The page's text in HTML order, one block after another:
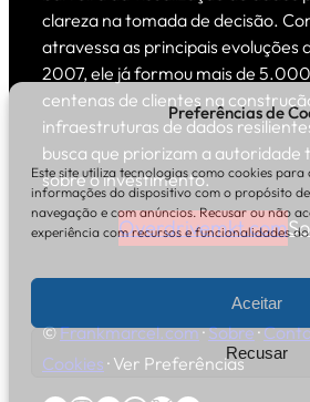
Preferências de
Este site utiliza tecnologias como cookies
informações do dispositivo com o propósito
navegação e com anúncios. Recusar ou não
experiência com recursos e funcionalidades
Aceitar
Recusar
clareza na tomada de decisão.
atravessa as principais evoluções
2007, ele já formou mais de
centenas de clientes na
infraestruturas de dados
busca que priorizam a autoridade
sobre o investimento.
Overdrivemkt.com
©Frankmarcel.com·Sobre·
Cookies · Ver Preferências